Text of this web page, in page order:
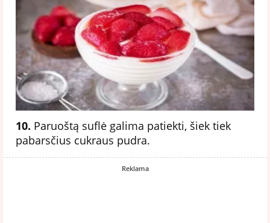
10. Paruoštą suflė galima patiekti, šiek tiek
pabarsčius cukraus pudra.
Reklama